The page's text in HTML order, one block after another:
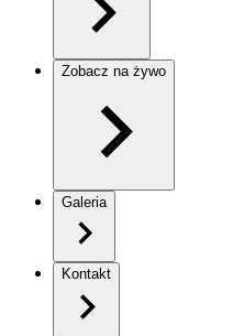
Zobacz na żywo
Galeria
Kontakt